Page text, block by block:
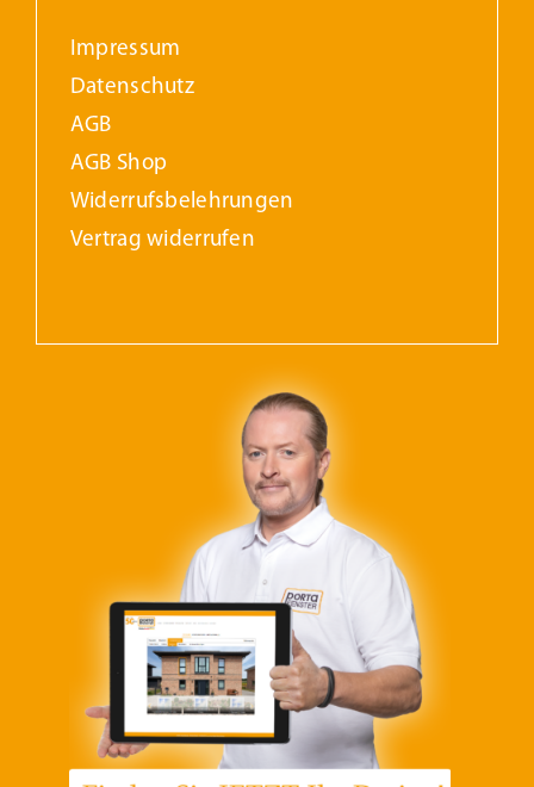
Impressum
Datenschutz
AGB
AGB Shop
Widerrufs­belehrungen
Vertrag widerrufen